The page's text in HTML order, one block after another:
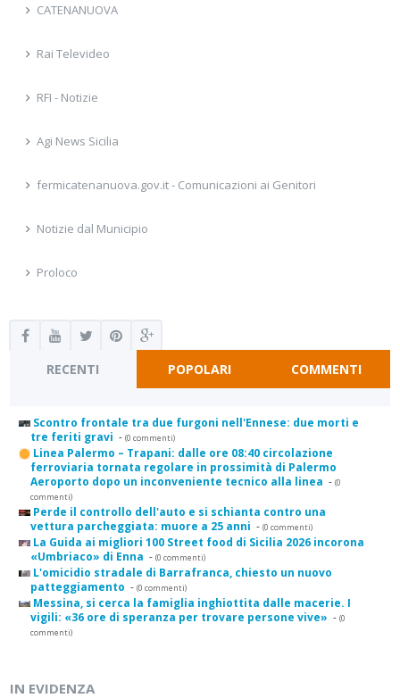
CATENANUOVA
Rai Televideo
RFI - Notizie
Agi News Sicilia
fermicatenanuova.gov.it - Comunicazioni ai Genitori
Notizie dal Municipio
Proloco
RECENTI POPOLARI COMMENTI
Scontro frontale tra due furgoni nell'Ennese: due morti e
tre feriti gravi - (0 commenti)
Linea Palermo – Trapani: dalle ore 08:40 circolazione
ferroviaria tornata regolare in prossimità di Palermo
Aeroporto dopo un inconveniente tecnico alla linea - (0
commenti)
Perde il controllo dell'auto e si schianta contro una
vettura parcheggiata: muore a 25 anni - (0 commenti)
La Guida ai migliori 100 Street food di Sicilia 2026 incorona
«Umbriaco» di Enna - (0 commenti)
L'omicidio stradale di Barrafranca, chiesto un nuovo
patteggiamento - (0 commenti)
Messina, si cerca la famiglia inghiottita dalle macerie. I
vigili: «36 ore di speranza per trovare persone vive» - (0
commenti)
IN EVIDENZA